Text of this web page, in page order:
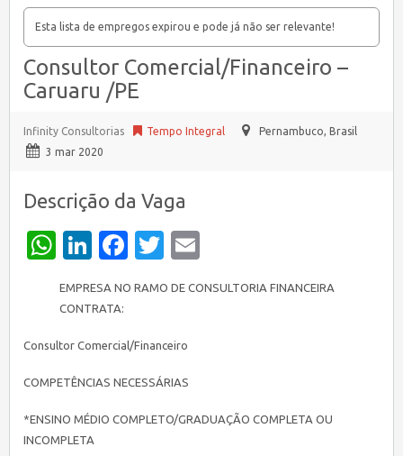
Esta lista de empregos expirou e pode já não ser relevante!
Consultor Comercial/Financeiro –
Caruaru /PE
Infinity Consultorias Tempo Integral Pernambuco, Brasil
3 mar 2020
Descrição da Vaga
WhatsApp
LinkedIn
Facebook
Twitter
EMPRESA NO RAMO DE CONSULTORIA FINANCEIRA
CONTRATA:
Consultor Comercial/Financeiro
COMPETÊNCIAS NECESSÁRIAS
*ENSINO MÉDIO COMPLETO/GRADUAÇÃO COMPLETA OU
INCOMPLETA